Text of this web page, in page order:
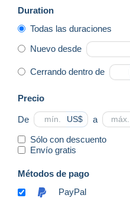
Duration
Todas las duraciones
Nuevo desde
Cerrando dentro de
Precio
De US$ a
Sólo con descuento
Envío gratis
Métodos de pago
PayPal